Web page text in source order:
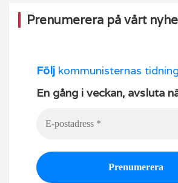
Prenumerera på vårt
Följ kommunisternas
En gång i veckan, avsluta